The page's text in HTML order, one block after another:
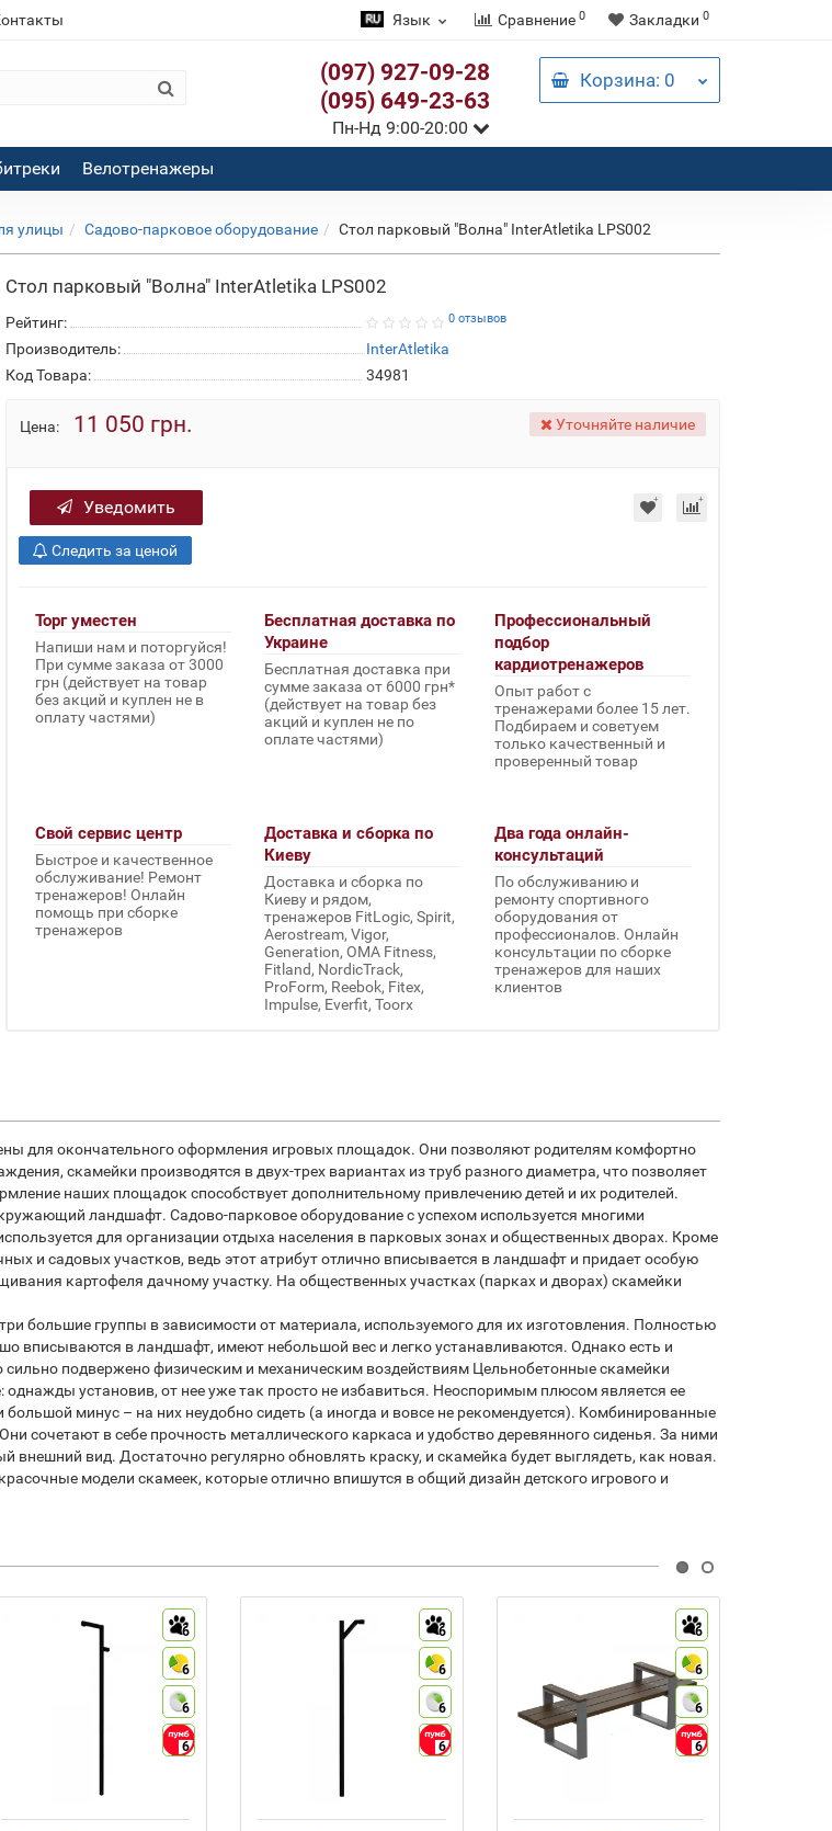
Язык Сравнение 0 Закладки 0
(097) 927-09-28
(095) 649-23-63
Пн-Нд 9:00-20:00
Корзина: 0
Велотренажеры
улицы Садово-парковое оборудование Стол парковый "Волна" InterAtletika LPS002
Стол парковый "Волна" InterAtletika LPS002
Рейтинг: 0 отзывов
Производитель:
InterAtletika
Код Товара:
34981
Цена: 11 050 грн. Уточняйте наличие
Уведомить
Следить за ценой
Торг уместен
Напиши нам и поторгуйся!
При сумме заказа от 3000
грн (действует на товар
без акций и куплен не в
оплату частями)
Бесплатная доставка по
Украине
Бесплатная доставка при
сумме заказа от 6000 грн*
(действует на товар без
акций и куплен не по
оплате частями)
Профессиональный
подбор
кардиотренажеров
Опыт работ с
тренажерами более 15 лет.
Подбираем и советуем
только качественный и
проверенный товар
Свой сервис центр
Быстрое и качественное
обслуживание! Ремонт
тренажеров! Онлайн
помощь при сборке
тренажеров
Доставка и сборка по
Киеву
Доставка и сборка по
Киеву и рядом,
тренажеров FitLogic, Spirit,
Aerostream, Vigor,
Generation, OMA Fitness,
Fitland, NordicTrack,
ProForm, Reebok, Fitex,
Impulse, Everfit, Toorx
Два года онлайн-
консультаций
По обслуживанию и
ремонту спортивного
оборудования от
профессионалов. Онлайн
консультации по сборке
тренажеров для наших
клиентов
для окончательного оформления игровых площадок. Они позволяют родителям комфортно
скамейки производятся в двух-трех вариантах из труб разного диаметра, что позволяет
наших площадок способствует дополнительному привлечению детей и их родителей.
ландшафт. Садово-парковое оборудование с успехом используется многими
для организации отдыха населения в парковых зонах и общественных дворах. Кроме
и садовых участков, ведь этот атрибут отлично вписывается в ландшафт и придает особую
картофеля дачному участку. На общественных участках (парках и дворах) скамейки
группы в зависимости от материала, используемого для их изготовления. Полностью
вписываются в ландшафт, имеют небольшой вес и легко устанавливаются. Однако есть и
подвержено физическим и механическим воздействиям Цельнобетонные скамейки
установив, от нее уже так просто не избавиться. Неоспоримым плюсом является ее
минус – на них неудобно сидеть (а иногда и вовсе не рекомендуется). Комбинированные
сочетают в себе прочность металлического каркаса и удобство деревянного сиденья. За ними
внешний вид. Достаточно регулярно обновлять краску, и скамейка будет выглядеть, как новая.
модели скамеек, которые отлично впишутся в общий дизайн детского игрового и
6
6
6
6
6
6
6
6
6
6
6
6